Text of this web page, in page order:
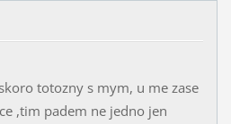
totozny s mym, u me zase
,tim padem ne jedno jen